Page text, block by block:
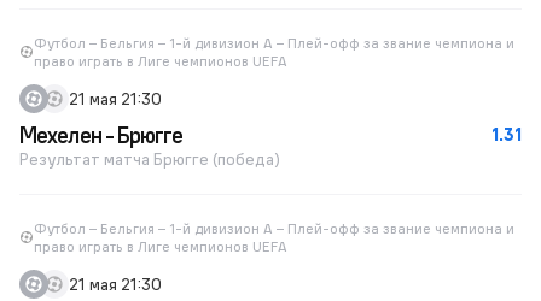
Футбол – Бельгия – 1-й дивизион A – Плей-офф за звание чемпиона и
право играть в Лиге чемпионов UEFA
21 мая 21:30
1.31
Мехелен - Брюгге
Результат матча Брюгге (победа)
Футбол – Бельгия – 1-й дивизион A – Плей-офф за звание чемпиона и
право играть в Лиге чемпионов UEFA
21 мая 21:30